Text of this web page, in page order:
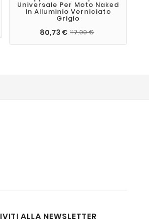
Universale Per Moto Naked
In Alluminio Verniciato
Grigio
80,73 € 117,00 €
ALLA NEWSLETTER